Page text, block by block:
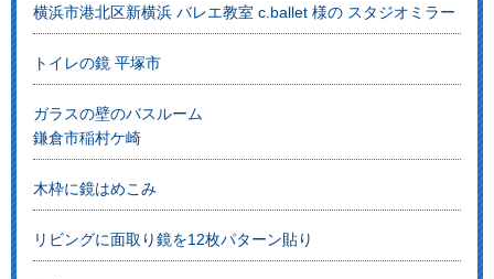
横浜市港北区新横浜 バレエ教室 c.ballet 様の スタジオミラー
トイレの鏡 平塚市
ガラスの壁のバスルーム
鎌倉市稲村ケ崎
木枠に鏡はめこみ
リビングに面取り鏡を12枚パターン貼り